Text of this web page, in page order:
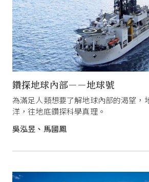
鑽探地球內部－－地球號
為滿足人類想要了解地球內部的渴望，
洋，往地底鑽探科學真理。
吳泓昱、馬國鳳